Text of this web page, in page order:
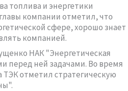
топлива и энергетики
компании отметил, что
сфере, хорошо знает
компанией.
НАК "Энергетическая
перед ней задачами. Во время
отметил стратегическую